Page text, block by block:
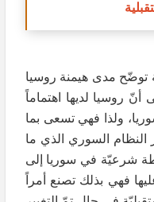
توضّح مدى هيمنة روسيا
أنّ روسيا لديها اهتماماً
ولذا فهي تسعى بما
النظام السوري الذي ما
شرعيّة في سوريا إلى
فهي بذلك تصنع أمراً